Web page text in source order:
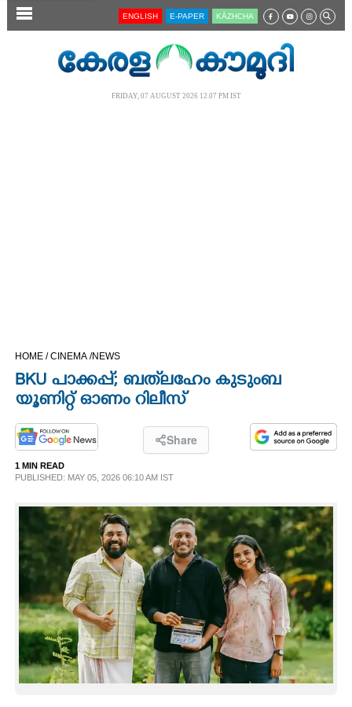
SECTIONS
OPINION
SPIRITUAL
INFO+
ART
ASTRO
ENGLISH E-PAPER KĀZHCHA
FRIDAY, 07 AUGUST 2026 12.07 PM IST
HOME /CINEMA /NEWS
BKU പാക്കപ്പ്; ബത്‌ലഹേം കുടുംബ
യൂണിറ്റ് ഓണം റിലീസ്
Share
1 MIN READ
PUBLISHED: MAY 05, 2026 06:10 AM IST